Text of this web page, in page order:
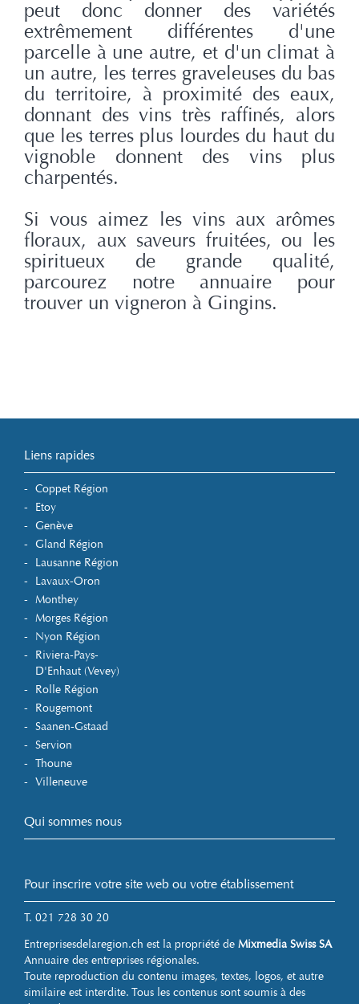
peut donc donner des variétés
extrêmement différentes d'une
parcelle à une autre, et d'un climat à
un autre, les terres graveleuses du bas
du territoire, à proximité des eaux,
donnant des vins très raffinés, alors
que les terres plus lourdes du haut du
vignoble donnent des vins plus
charpentés.
Si vous aimez les vins aux arômes
floraux, aux saveurs fruitées, ou les
spiritueux de grande qualité,
parcourez notre annuaire pour
trouver un vigneron à Gingins.
Liens rapides
Coppet Région
Etoy
Genève
Gland Région
Lausanne Région
Lavaux-Oron
Monthey
Morges Région
Nyon Région
Riviera-Pays-
D'Enhaut (Vevey)
Rolle Région
Rougemont
Saanen-Gstaad
Servion
Thoune
Villeneuve
Qui sommes nous
Pour inscrire votre site web ou votre établissement
T. 021 728 30 20
Entreprisesdelaregion.ch est la propriété de Mixmedia Swiss SA
Annuaire des entreprises régionales.
Toute reproduction du contenu images, textes, logos, et autre
similaire est interdite. Tous les contenus sont soumis à des